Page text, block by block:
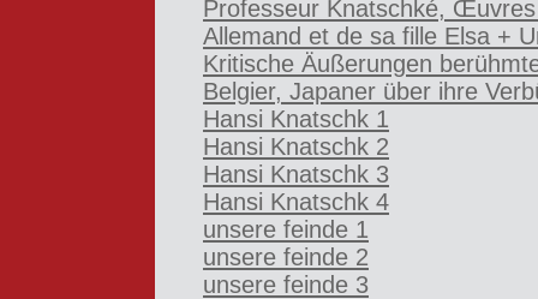
Professeur Knatschké,
Allemand et de sa fille Elsa +
Kritische Äußerungen
Belgier, Japaner über ihre
Hansi Knatschk 1
Hansi Knatschk 2
Hansi Knatschk 3
Hansi Knatschk 4
unsere feinde 1
unsere feinde 2
unsere feinde 3